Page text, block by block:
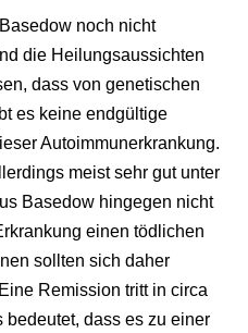
noch nicht
die Heilungsaussichten
dass von genetischen
es keine endgültige
Autoimmunerkrankung.
meist sehr gut unter
Basedow hingegen nicht
einen tödlichen
sollten sich daher
Remission tritt in circa
dass es zu einer